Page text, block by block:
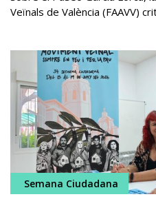
Veïnals de València (FAAVV)
Semana Ciudadana